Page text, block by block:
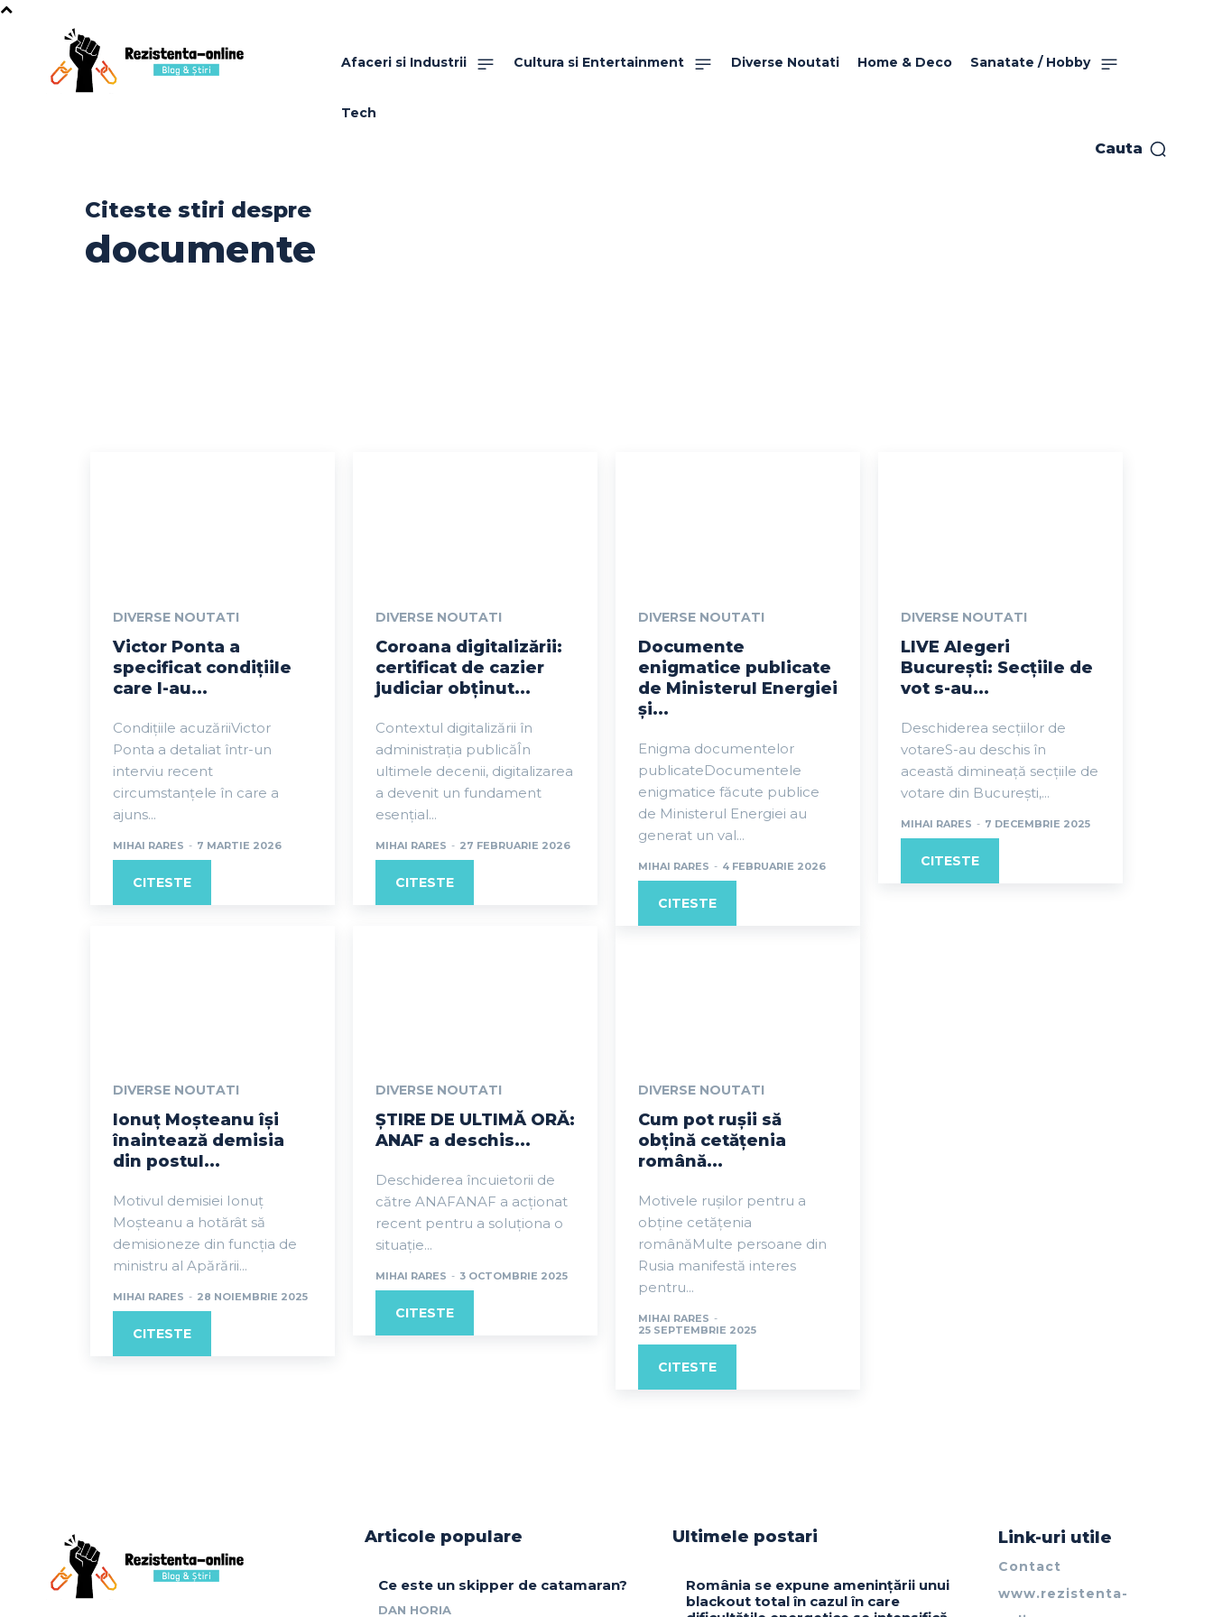
Afaceri si Industrii Cultura si Entertainment Diverse Noutati Home & Deco Sanatate / Hobby
Tech
Cauta
Citeste stiri despre
documente
DIVERSE NOUTATI
Victor Ponta a
specificat condițiile
care l-au...
Condițiile acuzăriiVictor
Ponta a detaliat într-un
interviu recent
circumstanțele în care a
ajuns...
MIHAI RARES - 7 MARTIE 2026
CITESTE
DIVERSE NOUTATI
Coroana digitalizării:
certificat de cazier
judiciar obținut...
Contextul digitalizării în
administrația publicăÎn
ultimele decenii, digitalizarea
a devenit un fundament
esențial...
MIHAI RARES - 27 FEBRUARIE 2026
CITESTE
DIVERSE NOUTATI
Documente
enigmatice publicate
de Ministerul Energiei
și...
Enigma documentelor
publicateDocumentele
enigmatice făcute publice
de Ministerul Energiei au
generat un val...
MIHAI RARES - 4 FEBRUARIE 2026
CITESTE
DIVERSE NOUTATI
LIVE Alegeri
București: Secțiile de
vot s-au...
Deschiderea secțiilor de
votareS-au deschis în
această dimineață secțiile de
votare din București,...
MIHAI RARES - 7 DECEMBRIE 2025
CITESTE
DIVERSE NOUTATI
Ionuț Moșteanu își
înaintează demisia
din postul...
Motivul demisiei Ionuț
Moșteanu a hotărât să
demisioneze din funcția de
ministru al Apărării...
MIHAI RARES - 28 NOIEMBRIE 2025
CITESTE
DIVERSE NOUTATI
ȘTIRE DE ULTIMĂ ORĂ:
ANAF a deschis...
Deschiderea încuietorii de
către ANAFANAF a acționat
recent pentru a soluționa o
situație...
MIHAI RARES - 3 OCTOMBRIE 2025
CITESTE
DIVERSE NOUTATI
Cum pot rușii să
obțină cetățenia
română...
Motivele rușilor pentru a
obține cetățenia
românăMulte persoane din
Rusia manifestă interes
pentru...
MIHAI RARES -
25 SEPTEMBRIE 2025
CITESTE
Articole populare
Ce este un skipper de catamaran?
DAN HORIA
Ultimele postari
România se expune amenințării unui
blackout total în cazul în care
Link-uri utile
Contact
www.rezistenta-